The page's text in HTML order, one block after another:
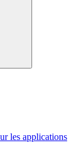
les applications